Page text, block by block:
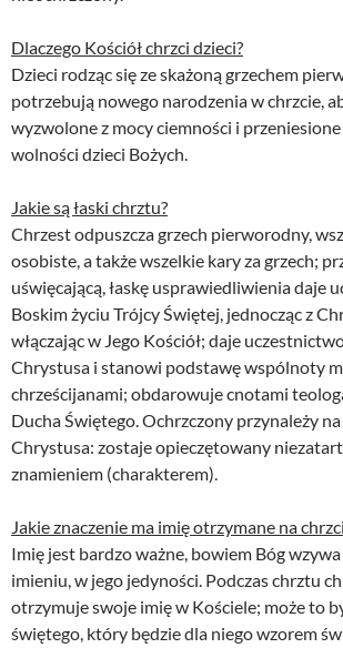
Dlaczego Kościół chrzci dzieci?
Dzieci rodząc się ze skażoną grzechem
potrzebują nowego narodzenia w chrzcie,
wyzwolone z mocy ciemności i
wolności dzieci Bożych.
Jakie są łaski chrztu?
Chrzest odpuszcza grzech pierworodny,
osobiste, a także wszelkie kary za grzech;
uświęcającą, łaskę usprawiedliwienia daje
Boskim życiu Trójcy Świętej, jednocząc z
włączając w Jego Kościół; daje
Chrystusa i stanowi podstawę wspólnoty
chrześcijanami; obdarowuje cnotami
Ducha Świętego. Ochrzczony przynależy
Chrystusa: zostaje opieczętowany
znamieniem (charakterem).
Jakie znaczenie ma imię otrzymane na
Imię jest bardzo ważne, bowiem Bóg
imieniu, w jego jedyności. Podczas chrztu
otrzymuje swoje imię w Kościele; może to
świętego, który będzie dla niego wzorem